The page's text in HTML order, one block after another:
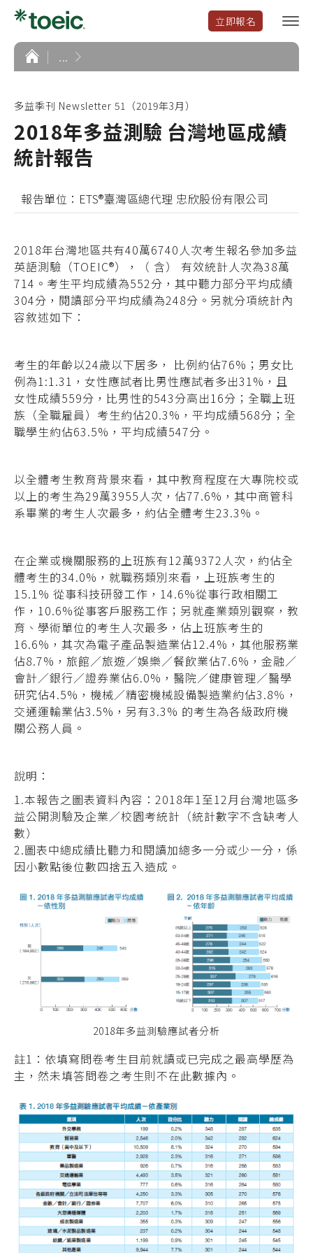
立即報名
選
單
首
頁
...
多益季刊 Newsletter 51（2019年3月）
2018年多益測驗 台灣地區成績
統計報告
報告單位：ETS®臺灣區總代理 忠欣股份有限公司
2018年台灣地區共有40萬6740人次考生報名參加多益
英語測驗（TOEIC®），（ 含） 有效統計人次為38萬
714。考生平均成績為552分，其中聽力部分平均成績
304分，閱讀部分平均成績為248分。 另就分項統計內
容敘述如下：
考生的年齡以24歲以下居多， 比例約佔76%；男女比
例為1:1.31，女性應試者比男性應試者多出31%，且
女性成績559分，比男性的543分高出16分；全職上班
族（全職雇員）考生約佔20.3%，平均成績568分；全
職學生約佔63.5%，平均成績547分。
以全體考生教育背景來看，其中教育程度在大專院校或
以上的考生為29萬3955人次，佔77.6%，其中商管科
系畢業的考生人次最多，約佔全體考生23.3%。
在企業或機關服務的上班族有12萬9372人次，約佔全
體考生的34.0%，就職務類別來看，上班族考生的
15.1% 從事科技研發工作，14.6%從事行政相關工
作，10.6%從事客戶服務工作；另就產業類別觀察，教
育、學術單位的考生人次最多，佔上班族考生的
16.6%，其次為電子產品製造業佔12.4%，其他服務業
佔8.7%，旅館／旅遊／娛樂／餐飲業佔7.6%，金融／
會計／銀行／證券業佔6.0%，醫院／健康管理／醫學
研究佔4.5%，機械／精密機械設備製造業約佔3.8％，
交通運輸業佔3.5%，另有3.3% 的考生為各級政府機
關公務人員。
說明：
1.本報告之圖表資料內容：2018年1至12月台灣地區多
益公開測驗及企業／校園考統計（統計數字不含缺考人
數）
2.圖表中總成績比聽力和閱讀加總多一分或少一分，係
因小數點後位數四捨五入造成。
2018年多益測驗應試者分析
註1：依填寫問卷考生目前就讀或已完成之最高學歷為
主，然未填答問卷之考生則不在此數據內。